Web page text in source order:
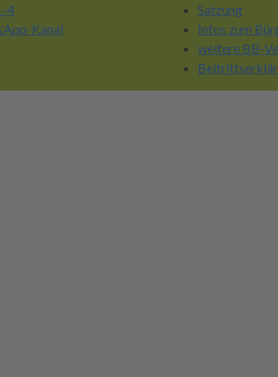
4
Kanal
Satzung
Infos zum
weitere BB-